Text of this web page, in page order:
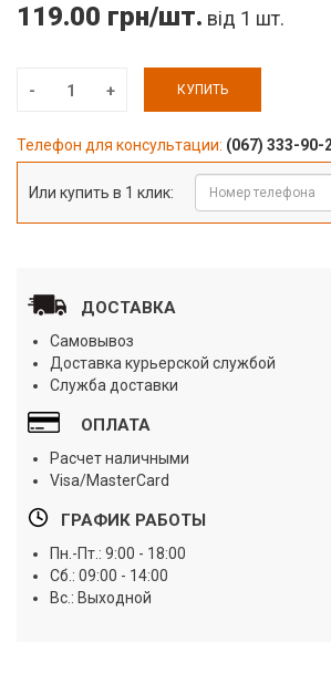
119.00 грн/шт. від 1 шт.
КУПИТЬ
Телефон для консультации: (067) 333-90-
Или купить в 1 клик:
ДОСТАВКА
Самовывоз
Доставка курьерской службой
Служба доставки
ОПЛАТА
Расчет наличными
Visa/MasterCard
ГРАФИК РАБОТЫ
Пн.-Пт.: 9:00 - 18:00
Сб.: 09:00 - 14:00
Вс.: Выходной